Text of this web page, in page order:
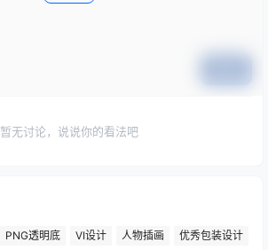
暂无讨论，说说你的看法吧
PNG透明底 VI设计 人物插画
优秀包装设计